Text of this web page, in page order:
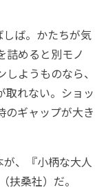
ば。かたちが気
詰めると別モノ
ようものなら、
取れない。ショッ
のギャップが大き
、『小柄な大人
扶桑社）だ。